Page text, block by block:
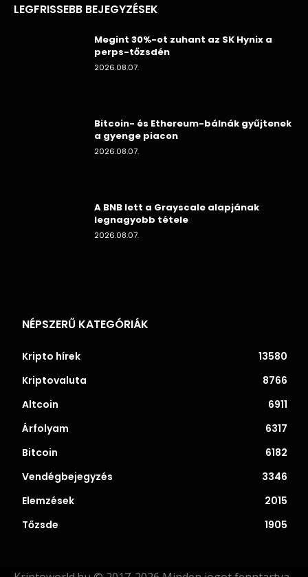
LEGFRISSEBB BEJEGYZÉSEK
Megint 30%-ot zuhant az SK Hynix a
perps-tőzsdén
2026.08.07.
Bitcoin- és Ethereum-bálnák gyűjtenek
a gyenge piacon
2026.08.07.
A BNB lett a Grayscale alapjának
legnagyobb tétele
2026.08.07.
NÉPSZERŰ KATEGÓRIÁK
Kripto hírek
13580
Kriptovaluta
8766
Altcoin
6911
Árfolyam
6317
Bitcoin
6182
Vendégbejegyzés
3346
Elemzések
2015
Tőzsde
1905